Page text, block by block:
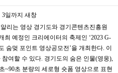
3일까지 새창
리는 영상 경기도와 경기콘텐츠진흥원
예정인 크리에이터의 축제인 ‘2023 G-
숨멎 포인트 영상공모전’을 개최한다. 이
여할 수 있다. 경기도의 숨은 인물(영웅),
~90초 분량의 세로형 숏폼 영상으로 표현